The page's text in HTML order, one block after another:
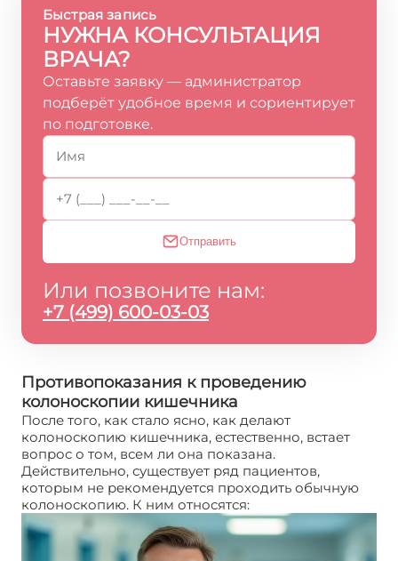
Быстрая запись
НУЖНА КОНСУЛЬТАЦИЯ
ВРАЧА?
Оставьте заявку — администратор
подберёт удобное время и сориентирует
по подготовке.
Отправить
Или позвоните нам:
+7 (499) 600-03-03
Противопоказания к проведению
колоноскопии кишечника
После того, как стало ясно, как делают
колоноскопию кишечника, естественно, встает
вопрос о том, всем ли она показана.
Действительно, существует ряд пациентов,
которым не рекомендуется проходить обычную
колоноскопию. К ним относятся: